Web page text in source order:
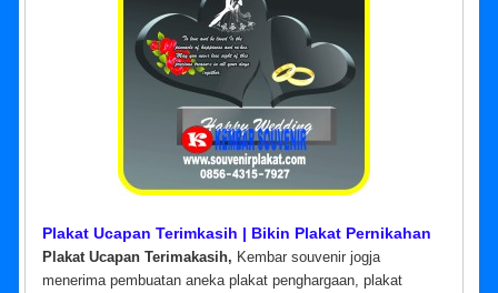
Plakat Ucapan Terimkasih | Bikin Plakat Pernikahan
Plakat Ucapan Terimakasih, Kembar souvenir jogja
menerima pembuatan aneka plakat penghargaan, plakat